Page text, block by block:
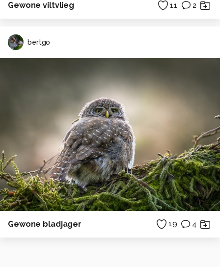
Gewone viltvlieg 11 2
bertgo
Gewone bladjager 19 4